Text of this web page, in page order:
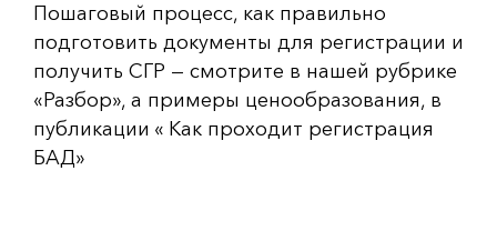
Пошаговый процесс, как правильно
подготовить документы для регистрации и
получить СГР — смотрите в нашей рубрике
«Разбор», а примеры ценообразования, в
публикации « Как проходит регистрация
БАД»